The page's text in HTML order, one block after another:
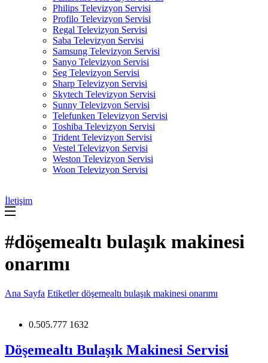
Philips Televizyon Servisi
Profilo Televizyon Servisi
Regal Televizyon Servisi
Saba Televizyon Servisi
Samsung Televizyon Servisi
Sanyo Televizyon Servisi
Seg Televizyon Servisi
Sharp Televizyon Servisi
Skytech Televizyon Servisi
Sunny Televizyon Servisi
Telefunken Televizyon Servisi
Toshiba Televizyon Servisi
Trident Televizyon Servisi
Vestel Televizyon Servisi
Weston Televizyon Servisi
Woon Televizyon Servisi
İletişim
#döşemealtı bulaşık makinesi
onarımı
Ana Sayfa Etiketlerdöşemealtı bulaşık makinesi onarımı
0.505.777 1632
Döşemealtı Bulaşık Makinesi Servisi